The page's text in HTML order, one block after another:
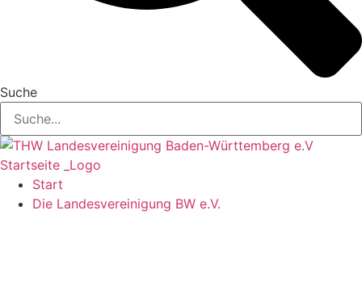
Suche
Start
Die Landesvereinigung BW e.V.